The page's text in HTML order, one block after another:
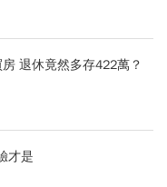
退休竟然多存422萬？
才是